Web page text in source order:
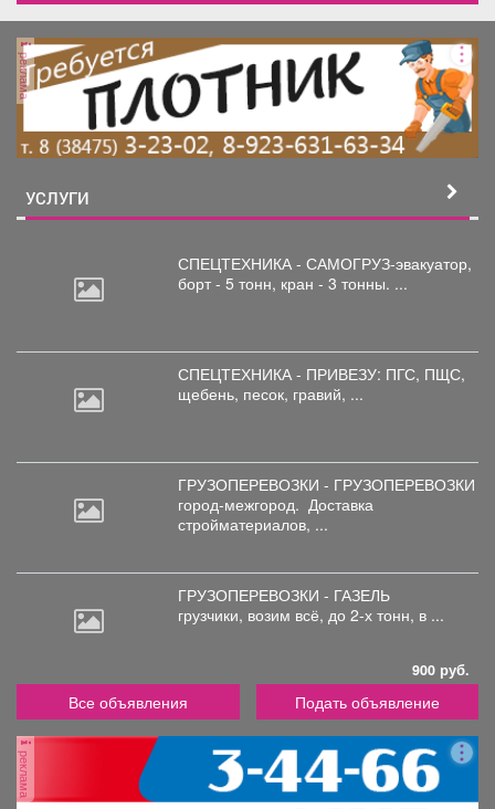
реклама
УСЛУГИ
СПЕЦТЕХНИКА - САМОГРУЗ-эвакуатор,
борт - 5 тонн, кран - 3 тонны. ...
СПЕЦТЕХНИКА - ПРИВЕЗУ: ПГС, ПЩС,
щебень, песок, гравий, ...
ГРУЗОПЕРЕВОЗКИ - ГРУЗОПЕРЕВОЗКИ
город-межгород. Доставка
стройматериалов, ...
ГРУЗОПЕРЕВОЗКИ - ГАЗЕЛЬ
грузчики, возим всё, до 2-х тонн, в ...
900 руб.
Все объявления Подать объявление
реклама